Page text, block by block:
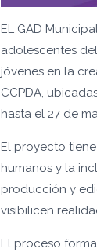
EL GAD
adolescentes
jóvenes en la
CCPDA,
hasta el 27 de
El proyecto
humanos y la
producción y
visibilicen
El proceso